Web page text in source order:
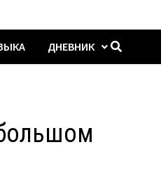
ДНЕВНИК